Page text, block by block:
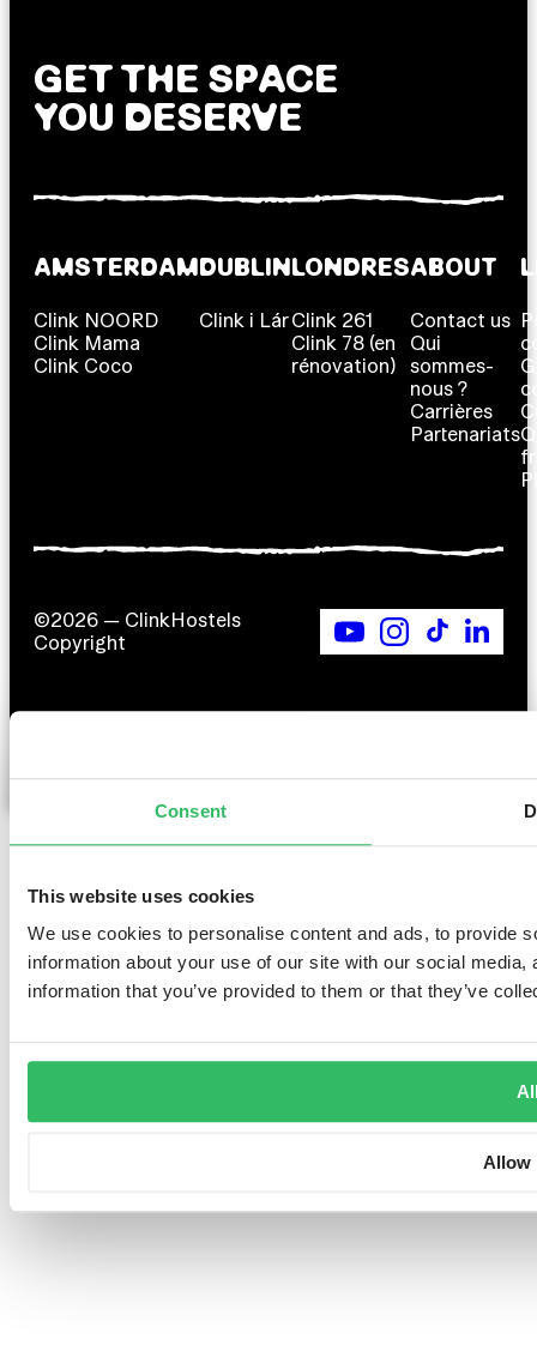
Consent
This website uses cookies
We use cookies to personalise content and ads, to provide
information about your use of our site with our social
information that you’ve provided to them or that they’ve
Allow
GET THE SPACE
YOU DESERVE
AMSTERDAM
Clink NOORD
Clink Mama
Clink Coco
DUBLIN
Clink i Lár
LONDRES
Clink 261
Clink 78 (en
rénovation)
ABOUT
Contact us
Qui
sommes-
nous ?
Carrières
Partenariats
©2026 — ClinkHostels
Copyright